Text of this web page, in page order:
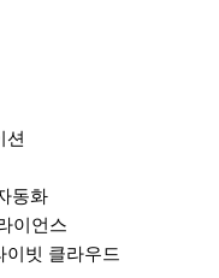
션
동화
이언스
이빗 클라우드